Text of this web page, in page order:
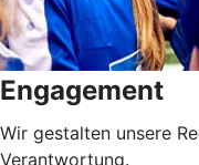
Engagement
Wir gestalten unsere
Verantwortung.